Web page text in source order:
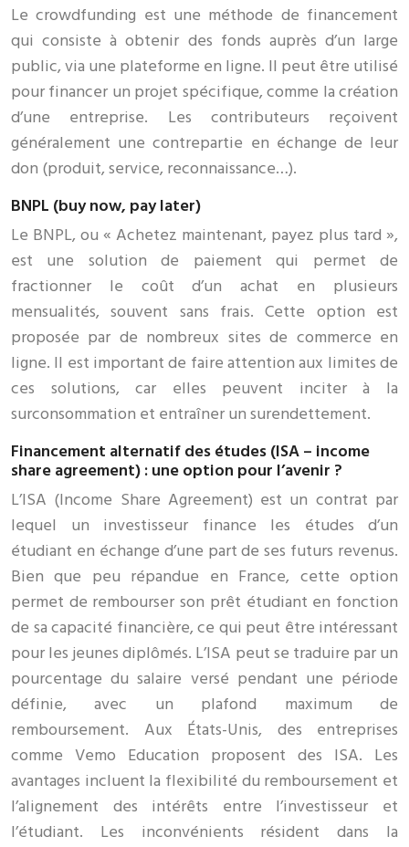
Le crowdfunding est une méthode de financement
qui consiste à obtenir des fonds auprès d’un large
public, via une plateforme en ligne. Il peut être utilisé
pour financer un projet spécifique, comme la création
d’une entreprise. Les contributeurs reçoivent
généralement une contrepartie en échange de leur
don (produit, service, reconnaissance…).
BNPL (buy now, pay later)
Le BNPL, ou « Achetez maintenant, payez plus tard »,
est une solution de paiement qui permet de
fractionner le coût d’un achat en plusieurs
mensualités, souvent sans frais. Cette option est
proposée par de nombreux sites de commerce en
ligne. Il est important de faire attention aux limites de
ces solutions, car elles peuvent inciter à la
surconsommation et entraîner un surendettement.
Financement alternatif des études (ISA – income
share agreement) : une option pour l’avenir ?
L’ISA (Income Share Agreement) est un contrat par
lequel un investisseur finance les études d’un
étudiant en échange d’une part de ses futurs revenus.
Bien que peu répandue en France, cette option
permet de rembourser son prêt étudiant en fonction
de sa capacité financière, ce qui peut être intéressant
pour les jeunes diplômés. L’ISA peut se traduire par un
pourcentage du salaire versé pendant une période
définie, avec un plafond maximum de
remboursement. Aux États-Unis, des entreprises
comme Vemo Education proposent des ISA. Les
avantages incluent la flexibilité du remboursement et
l’alignement des intérêts entre l’investisseur et
l’étudiant. Les inconvénients résident dans la